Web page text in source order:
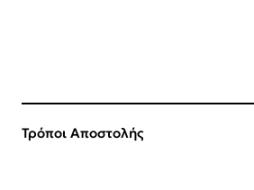
Τρόποι Αποστολής